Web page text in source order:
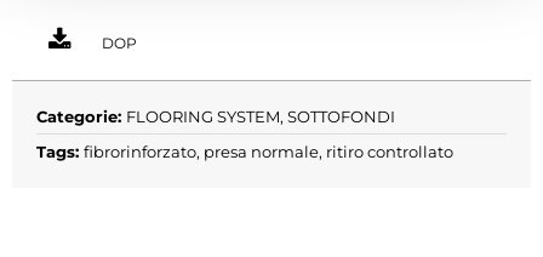
DOP
Categorie: FLOORING SYSTEM, SOTTOFONDI
Tags: fibrorinforzato, presa normale, ritiro controllato